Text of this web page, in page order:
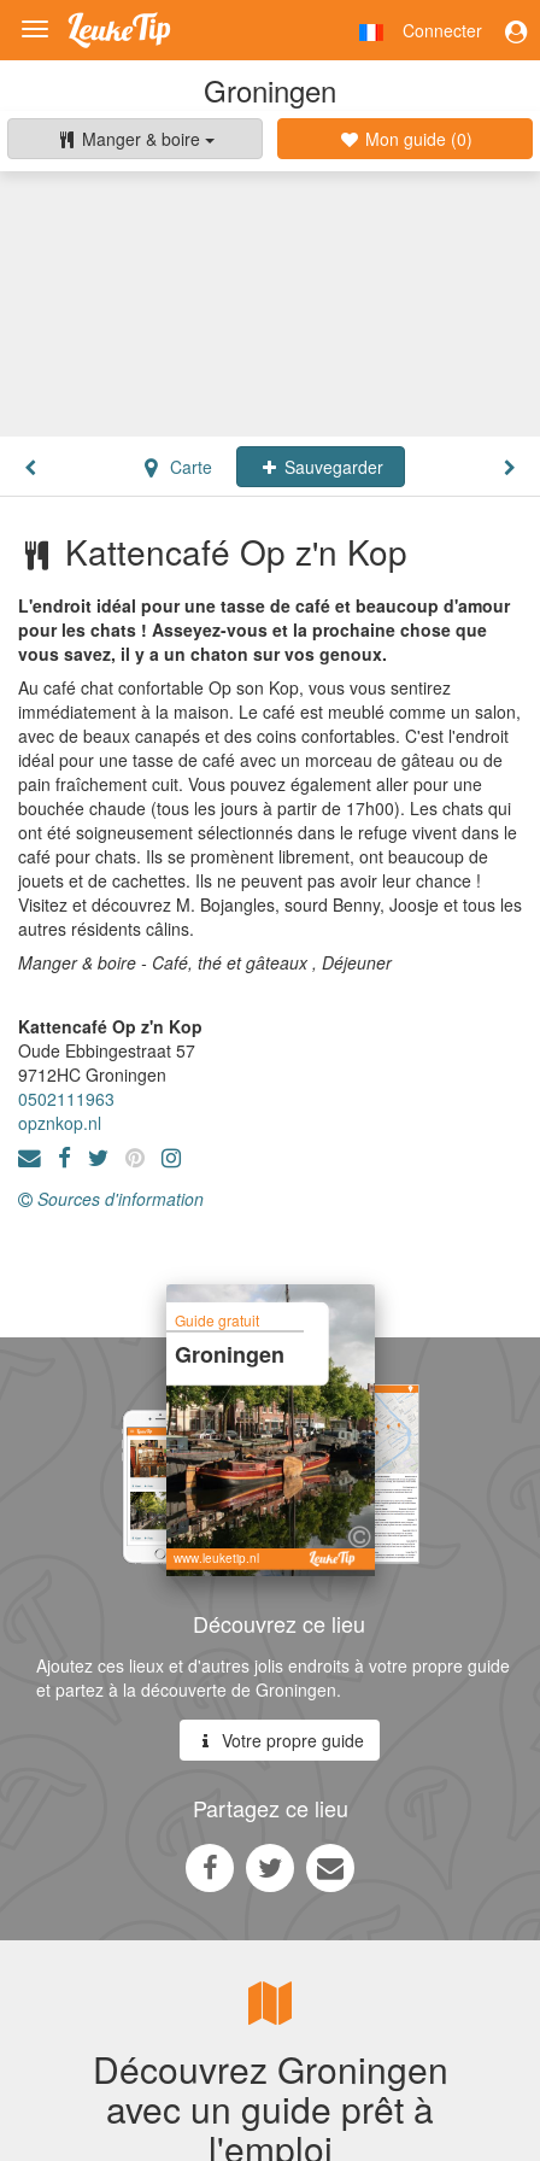
Toggle
navigation
Connecter
Groningen
Manger & boire Mon guide (0)
Carte Sauvegarder
Kattencafé Op z'n Kop
L'endroit idéal pour une tasse de café et beaucoup d'amour
pour les chats ! Asseyez-vous et la prochaine chose que
vous savez, il y a un chaton sur vos genoux.
Au café chat confortable Op son Kop, vous vous sentirez
immédiatement à la maison. Le café est meublé comme un salon,
avec de beaux canapés et des coins confortables. C'est l'endroit
idéal pour une tasse de café avec un morceau de gâteau ou de
pain fraîchement cuit. Vous pouvez également aller pour une
bouchée chaude (tous les jours à partir de 17h00). Les chats qui
ont été soigneusement sélectionnés dans le refuge vivent dans le
café pour chats. Ils se promènent librement, ont beaucoup de
jouets et de cachettes. Ils ne peuvent pas avoir leur chance !
Visitez et découvrez M. Bojangles, sourd Benny, Joosje et tous les
autres résidents câlins.
Manger & boire - Café, thé et gâteaux , Déjeuner
Kattencafé Op z'n Kop
Oude Ebbingestraat 57
9712HC Groningen
0502111963
opznkop.nl
Sources d'information
Guide gratuit
Groningen
www.leuketip.nl
Découvrez ce lieu
Ajoutez ces lieux et d'autres jolis endroits à votre propre guide
et partez à la découverte de Groningen.
Votre propre guide
Partagez ce lieu
Découvrez Groningen
avec un guide prêt à
l'emploi